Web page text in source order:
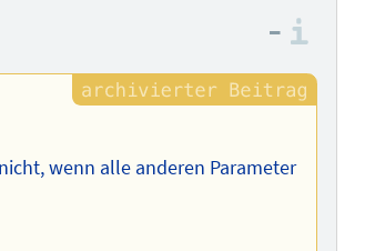
–
wenn alle anderen Parameter